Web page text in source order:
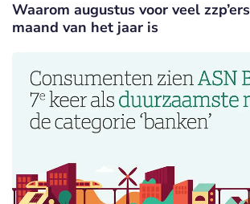
Waarom augustus voor veel
maand van het jaar is